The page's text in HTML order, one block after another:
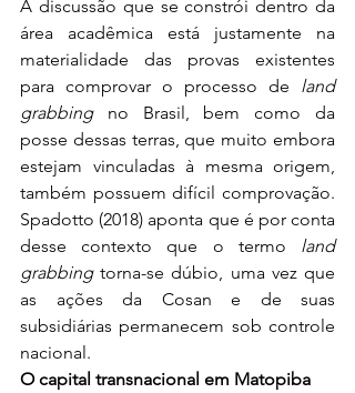
A discussão que se constrói dentro da
área acadêmica está justamente na
materialidade das provas existentes
para comprovar o processo de land
grabbing no Brasil, bem como da
posse dessas terras, que muito embora
estejam vinculadas à mesma origem,
também possuem difícil comprovação.
Spadotto (2018) aponta que é por conta
desse contexto que o termo land
grabbing torna-se dúbio, uma vez que
as ações da Cosan e de suas
subsidiárias permanecem sob controle
nacional.
O capital transnacional em Matopiba